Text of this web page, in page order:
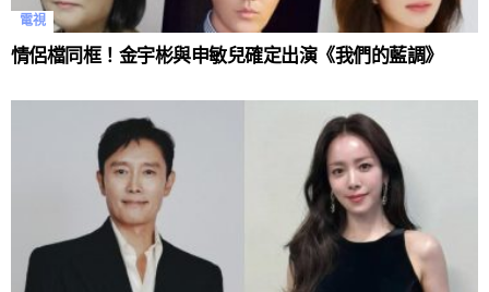
電視
情侶檔同框！金宇彬與申敏兒確定出演《我們的藍調》